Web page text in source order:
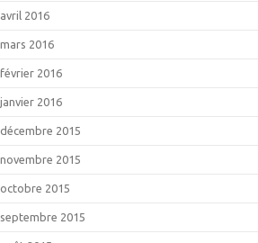
avril 2016
mars 2016
février 2016
janvier 2016
décembre 2015
novembre 2015
octobre 2015
septembre 2015